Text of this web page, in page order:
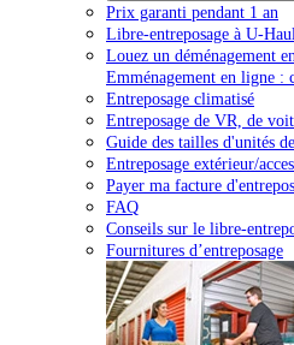
Prix garanti pendant 1 an
Libre-entreposage à U-Haul
Louez un déménagement
Emménagement en ligne :
Entreposage climatisé
Entreposage de VR, de
Guide des tailles d'unités
Entreposage extérieur/
Payer ma facture
FAQ
Conseils sur le libre-
Fournitures d’entreposage